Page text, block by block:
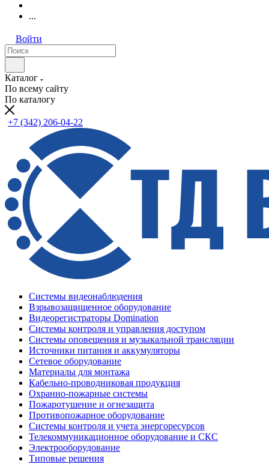
...
Войти
Каталог
По всему сайту
По каталогу
+7 (342) 206-04-22
Системы видеонаблюдения
Взрывозащищенное оборудование
Видеорегистраторы Domination
Системы контроля и управления доступом
Системы оповещения и музыкальной трансляции
Источники питания и аккумуляторы
Сетевое оборудование
Материалы для монтажа
Кабельно-проводниковая продукция
Охранно-пожарные системы
Пожаротушение и огнезащита
Противопожарное оборудование
Системы контроля и учета энергоресурсов
Телекоммуникационное оборудование и СКС
Электрооборудование
Типовые решения